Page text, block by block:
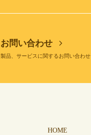
お問い合わせ
製品、サービスに関するお問い合わせ
HOME